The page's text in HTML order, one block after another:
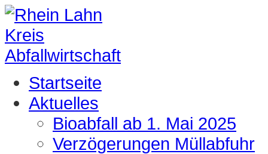
Startseite
Aktuelles
Bioabfall ab 1. Mai 2025
Verzögerungen Müllabfuhr